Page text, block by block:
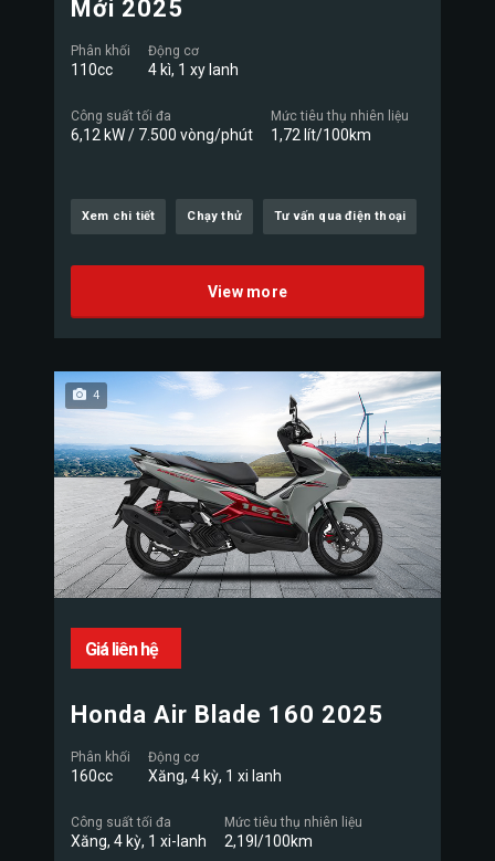
Mới 2025
Phân khối
110cc
Động cơ
4 kì, 1 xy lanh
Công suất tối đa
6,12 kW / 7.500 vòng/phút
Mức tiêu thụ nhiên liệu
1,72 lít/100km
Xem chi tiết Chạy thử Tư vấn qua điện thoại
View more
4
Giá liên hệ
Honda Air Blade 160 2025
Phân khối
160cc
Động cơ
Xăng, 4 kỳ, 1 xi lanh
Công suất tối đa
Xăng, 4 kỳ, 1 xi-lanh
Mức tiêu thụ nhiên liệu
2,19l/100km